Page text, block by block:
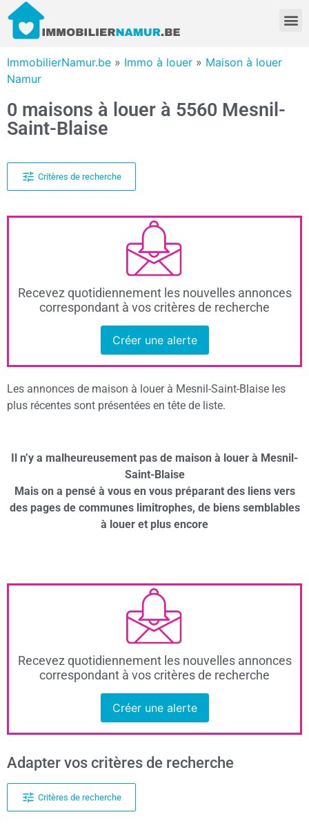
ImmobilierNamur.be » Immo à louer » Maison à louer
Namur
0 maisons à louer à 5560 Mesnil-
Saint-Blaise
Critères de recherche
Recevez quotidiennement les nouvelles annonces
correspondant à vos critères de recherche
Créer une alerte
Les annonces de maison à louer à Mesnil-Saint-Blaise les
plus récentes sont présentées en tête de liste.
Il n’y a malheureusement pas de maison à louer à Mesnil-
Saint-Blaise
Mais on a pensé à vous en vous préparant des liens vers
des pages de communes limitrophes, de biens semblables
à louer et plus encore
Recevez quotidiennement les nouvelles annonces
correspondant à vos critères de recherche
Créer une alerte
Adapter vos critères de recherche
Critères de recherche